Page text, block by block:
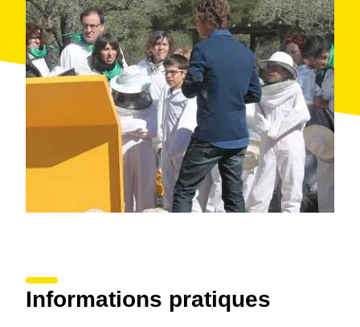
d'apiculteur.
Point de rendez-vos: Muria Centre d'Interpretació
Apícola. Av. Catalunya, 23; El Perelló (Terres de
l'Ebre).
La visite dure 2 heures. Les visites sont à 10h et à
Dates de fermeture: 01/01, 06/01, 17/01, lundi de
Pâques, 01/05, 24/06, 15/08, 11/09, 12/10, 01/11,
25/12, 26/12.
Accessibilité: Installation sans obstacles pour les
personnes handicapées.
Informations pratiques